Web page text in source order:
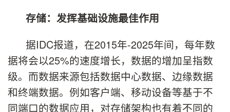
存储：发挥基础设施最佳作用
据IDC报道，在2015年-2025年间，每年数
据将会以25%的速度增长，数据的增加呈指数
级。而数据来源包括数据中心数据、边缘数据
和终端数据。例如客户端、移动设备等基于不
同端口的数据应用，对存储架构也有着不同的